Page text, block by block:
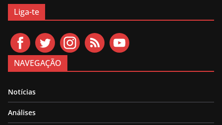
Liga-te
NAVEGAÇÃO
Notícias
Análises